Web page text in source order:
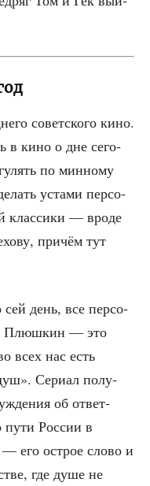
совет­ско­го кино.
в кино о дне сего­
по мин­но­му
уста­ми пер­со­
клас­си­ки — вро­де
при­чём тут
сей день, все пер­со­
Плюш­кин — это
всех нас есть
Сери­ал полу­
об ответ­
пути Рос­сии в
— его острое сло­во и
где душе не